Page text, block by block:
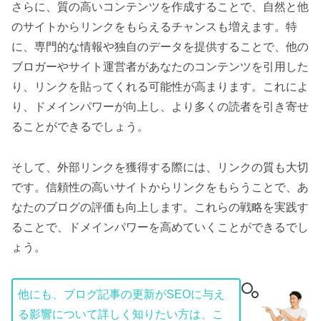
さらに、質の高いコンテンツを作成することで、自然と他
のサイトからリンクをもらえるチャンスも増えます。特
に、専門的な情報や独自のデータを提供することで、他の
ブロガーやサイト運営者があなたのコンテンツを引用した
り、リンクを貼ってくれる可能性が高まります。これによ
り、ドメインパワーが向上し、より多くの読者を引き寄せ
ることができるでしょう。
そして、外部リンクを獲得する際には、リンクの質も大切
です。信頼性の高いサイトからリンクをもらうことで、あ
なたのブログの評価も向上します。これらの戦略を実践す
ることで、ドメインパワーを高めていくことができるでし
ょう。
他にも、ブログ記事の更新がSEOに与え
る影響について詳しく知りたい方は、こ